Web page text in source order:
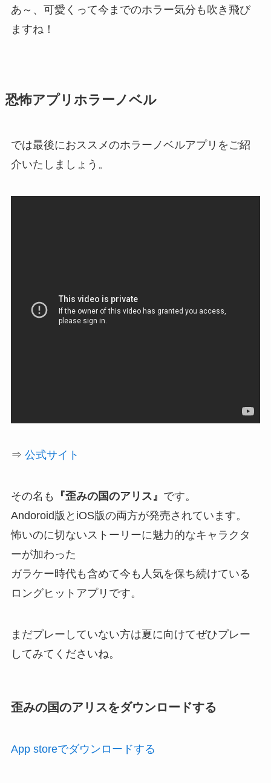
あ～、可愛くって今までのホラー気分も吹き飛び
ますね！
恐怖アプリホラーノベル
では最後におススメのホラーノベルアプリをご紹
介いたしましょう。
⇒ 公式サイト
その名も 『歪みの国のアリス』 です。
Andoroid版とiOS版の両方が発売されています。
怖いのに切ないストーリーに魅力的なキャラクタ
ーが加わった
ガラケー時代も含めて今も人気を保ち続けている
ロングヒットアプリです。
まだプレーしていない方は夏に向けてぜひプレー
してみてくださいね。
歪みの国のアリスをダウンロードする
App storeでダウンロードする